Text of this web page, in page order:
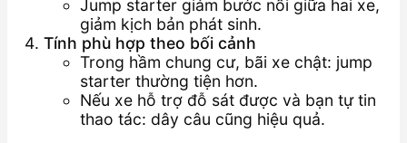
Jump starter giảm bước nối giữa hai xe,
giảm kịch bản phát sinh.
Tính phù hợp theo bối cảnh
Trong hầm chung cư, bãi xe chật: jump
starter thường tiện hơn.
Nếu xe hỗ trợ đỗ sát được và bạn tự tin
thao tác: dây câu cũng hiệu quả.